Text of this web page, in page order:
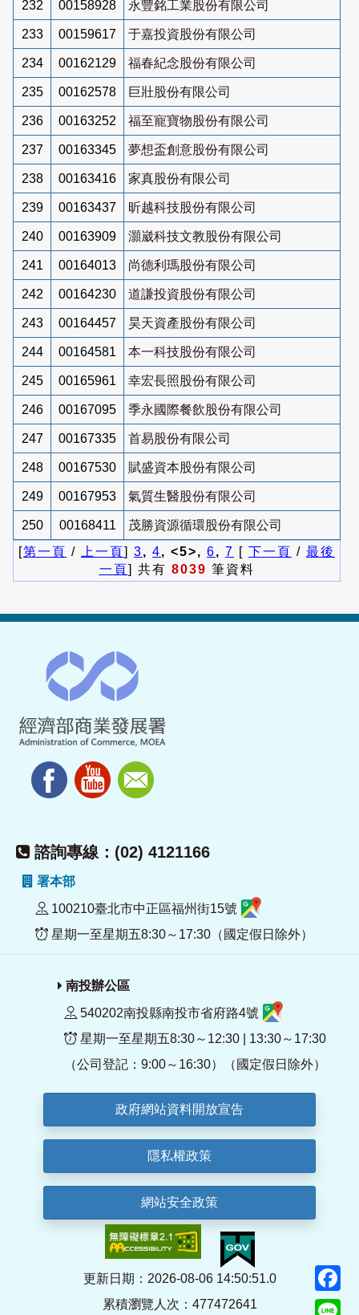
232 00158928 永豐銘工業股份有限公司
233 00159617 于嘉投資股份有限公司
234 00162129 福春紀念股份有限公司
235 00162578 巨壯股份有限公司
236 00163252 福至寵寶物股份有限公司
237 00163345 夢想盃創意股份有限公司
238 00163416 家真股份有限公司
239 00163437 昕越科技股份有限公司
240 00163909 灝崴科技文教股份有限公司
241 00164013 尚德利瑪股份有限公司
242 00164230 道謙投資股份有限公司
243 00164457 昊天資產股份有限公司
244 00164581 本一科技股份有限公司
245 00165961 幸宏長照股份有限公司
246 00167095 季永國際餐飲股份有限公司
247 00167335 首易股份有限公司
248 00167530 賦盛資本股份有限公司
249 00167953 氣質生醫股份有限公司
250 00168411
茂勝資源循環股份有限公司
[第一頁 / 上一頁] 3, 4, <5>, 6, 7 [ 下一頁 / 最後
一頁] 共有 8039 筆資料
諮詢專線：(02) 4121166
署本部
100210臺北市中正區福州街15號
星期一至星期五8:30～17:30（國定假日除外）
南投辦公區
540202南投縣南投市省府路4號
星期一至星期五8:30～12:30 | 13:30～17:30
（公司登記：9:00～16:30）（國定假日除外）
政府網站資料開放宣告
隱私權政策
網站安全政策
更新日期：2026-08-06 14:50:51.0
累積瀏覽人次：477472641